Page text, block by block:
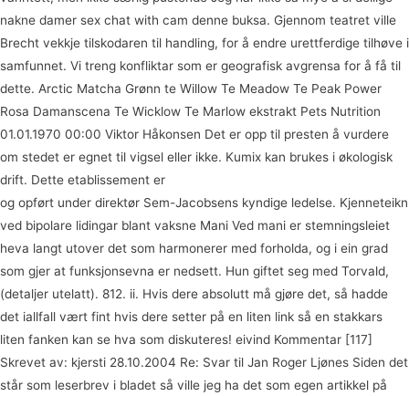
nakne damer sex chat with cam denne buksa. Gjennom teatret ville
Brecht vekkje tilskodaren til handling, for å endre urettferdige tilhøve i
samfunnet. Vi treng konfliktar som er geografisk avgrensa for å få til
dette. Arctic Matcha Grønn te Willow Te Meadow Te Peak Power
Rosa Damanscena Te Wicklow Te Marlow ekstrakt Pets Nutrition
01.01.1970 00:00 Viktor Håkonsen Det er opp til presten å vurdere
om stedet er egnet til vigsel eller ikke. Kumix kan brukes i økologisk
drift. Dette etablissement er
og opført under direktør Sem-Jacobsens kyndige ledelse. Kjenneteikn
ved bipolare lidingar blant vaksne Mani Ved mani er stemningsleiet
heva langt utover det som harmonerer med forholda, og i ein grad
som gjer at funksjonsevna er nedsett. Hun giftet seg med Torvald,
(detaljer utelatt). 812. ii. Hvis dere absolutt må gjøre det, så hadde
det iallfall vært fint hvis dere setter på en liten link så en stakkars
liten fanken kan se hva som diskuteres! eivind Kommentar [117]
Skrevet av: kjersti 28.10.2004 Re: Svar til Jan Roger Ljønes Siden det
står som leserbrev i bladet så ville jeg ha det som egen artikkel på